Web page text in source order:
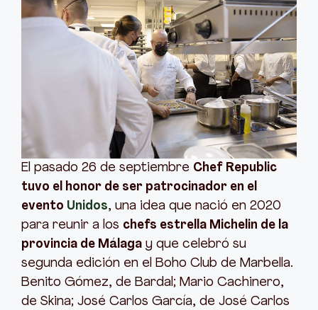
El pasado 26 de septiembre Chef Republic
tuvo el honor de ser patrocinador en el
evento Unidos, una idea que nació en 2020
para reunir a los chefs estrella Michelin de la
provincia de Málaga y que celebró su
segunda edición en el Boho Club de Marbella.
Benito Gómez, de Bardal; Mario Cachinero,
de Skina; José Carlos García, de José Carlos